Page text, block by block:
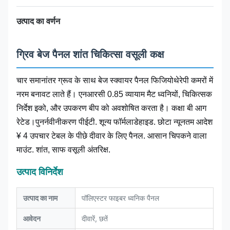
उत्पाद का वर्णन
ग्रिव बेज पैनल शांत चिकित्सा वसूली कक्ष
चार समानांतर ग्रूव के साथ बेज स्क्वायर पैनल फिजियोथेरेपी कमरों में
नरम बनावट लाते हैं। एनआरसी 0.85 व्यायाम मैट ध्वनियों, चिकित्सक
निर्देश इको, और उपकरण बीप को अवशोषित करता है। कक्षा बी आग
रेटेड।पुनर्नवीनीकरण पीईटी. शून्य फॉर्मलाडेहाइड. छोटा न्यूनतम आदेश
¥ 4 उपचार टेबल के पीछे दीवार के लिए पैनल. आसान चिपकने वाला
माउंट. शांत, साफ वसूली अंतरिक्ष.
उत्पाद विनिर्देश
उत्पाद का नाम पॉलिएस्टर फाइबर ध्वनिक पैनल
आवेदन दीवारें, छतें